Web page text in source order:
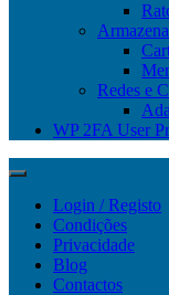
Redes e
WP 2FA User
Login / Registo
Condições
Privacidade
Blog
Contactos